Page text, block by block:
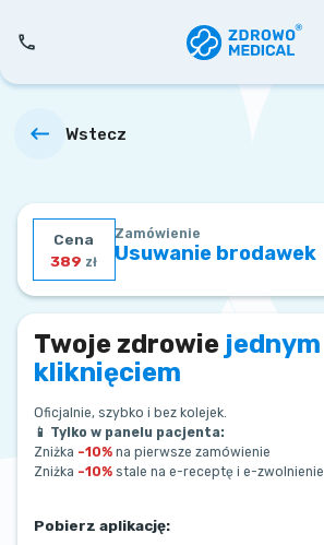
Wstecz
Cena
389 zł
Zamówienie
Usuwanie brodawek
Twoje zdrowie jednym
kliknięciem
Oficjalnie, szybko i bez kolejek.
📱 Tylko w panelu pacjenta:
Zniżka –10% na pierwsze zamówienie
Zniżka –10% stale na e-receptę i e-zwolnienie
Pobierz aplikację: